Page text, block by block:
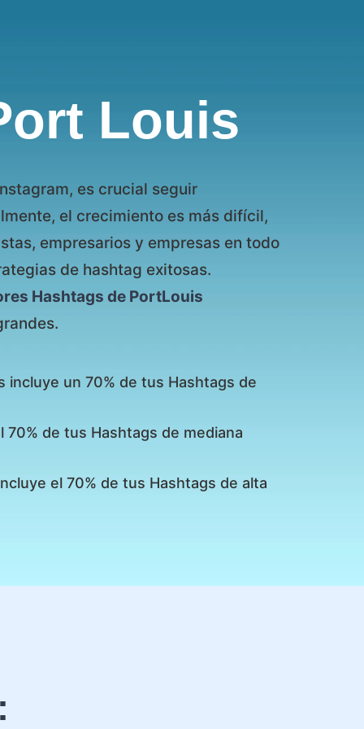
Louis
es crucial seguir
el crecimiento es más difícil,
empresarios y empresas en todo
de hashtag exitosas.
Hashtags de PortLouis
incluye un 70% de tus Hashtags de
de tus Hashtags de mediana
el 70% de tus Hashtags de alta